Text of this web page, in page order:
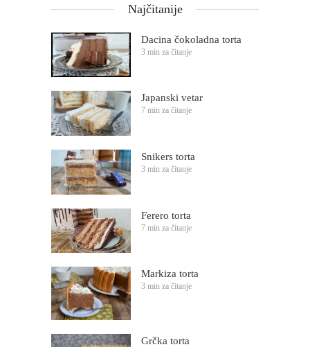
Najčitanije
Dacina čokoladna torta
3 min za čitanje
Japanski vetar
7 min za čitanje
Snikers torta
3 min za čitanje
Ferero torta
7 min za čitanje
Markiza torta
3 min za čitanje
Grčka torta